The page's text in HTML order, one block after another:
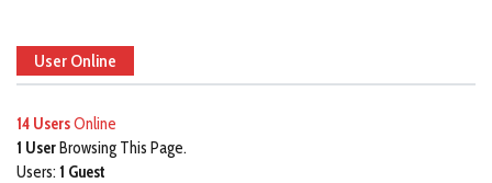
User Online
14 UsersOnline
1 UserBrowsing This Page.
Users: 1 Guest